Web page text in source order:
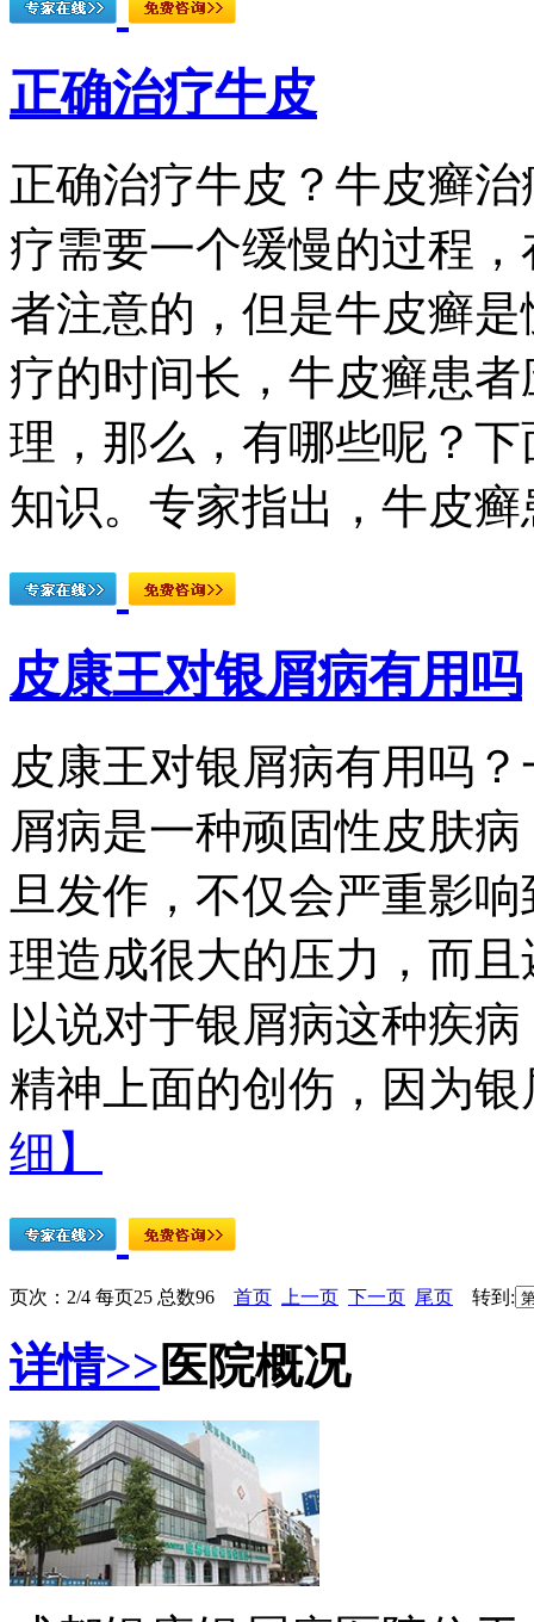
正确治疗牛皮
正确治疗牛皮？牛皮癣
疗需要一个缓慢的过程
者注意的，但是牛皮癣
疗的时间长，牛皮癣患
理，那么，有哪些呢？
知识。专家指出，牛皮
皮康王对银屑病有用吗
皮康王对银屑病有用吗
屑病是一种顽固性皮肤
旦发作，不仅会严重影
理造成很大的压力，而
以说对于银屑病这种疾
精神上面的创伤，因为
细】
页次：2/4 每页25 总数96 首页 上一页 下一页 尾页 转到:
详情>> 医院概况